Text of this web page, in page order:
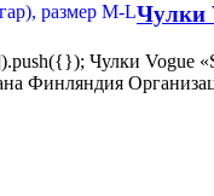
Чулки
Чулки Vogue
Финляндия